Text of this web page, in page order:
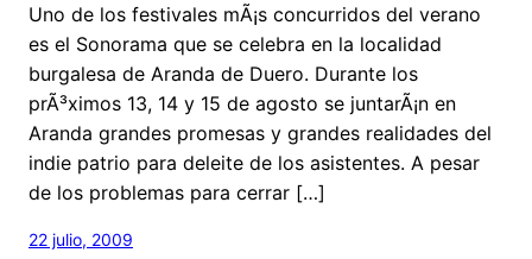
Uno de los festivales mÃ¡s concurridos del verano
es el Sonorama que se celebra en la localidad
burgalesa de Aranda de Duero. Durante los
prÃ³ximos 13, 14 y 15 de agosto se juntarÃ¡n en
Aranda grandes promesas y grandes realidades del
indie patrio para deleite de los asistentes. A pesar
de los problemas para cerrar […]
22 julio, 2009